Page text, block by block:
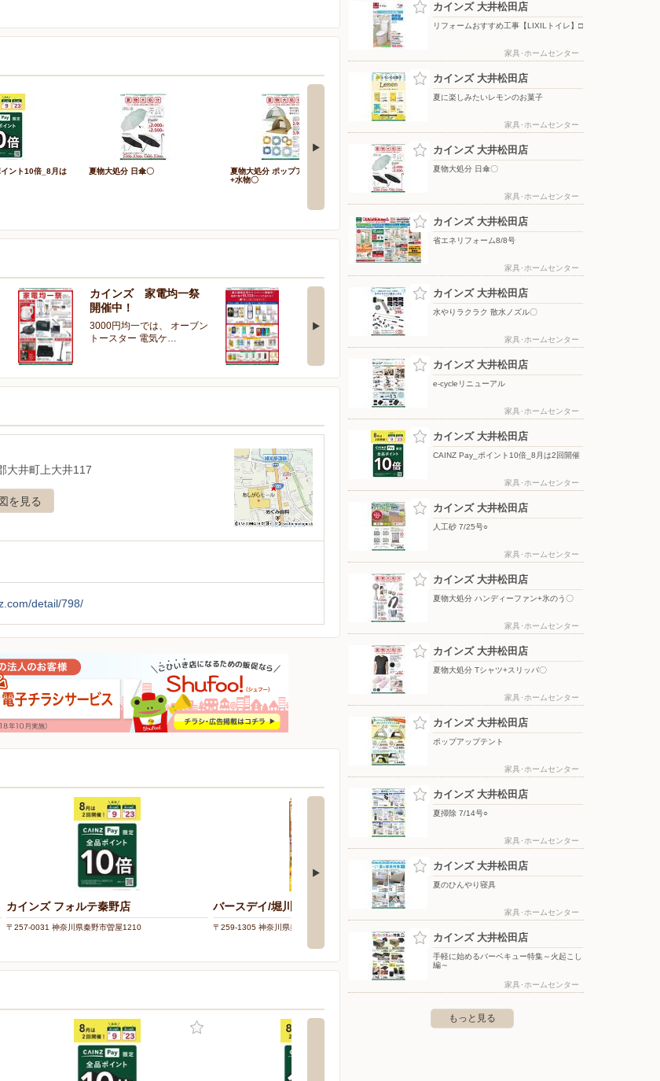
ント10倍_8月は
夏物大処分 日傘〇
夏物大処分 ポップアップテント
+水物〇
水やりラクラク 散水ノズル〇
カインズ 家電均一祭
開催中！
3000円均一では、 オーブン
トースター 電気ケ…
夏の酒類合同キャンペ
夏の酒類合同キャンペーン
開催中！ 抽選で最大…
大井町上大井117
を見る
detail/798/
カインズ フォルテ秦野店
〒257-0031 神奈川県秦野市曽屋1210
バースデイ/堀川店
〒259-1305 神奈川県秦野市堀川字大畑143
買取専門いくらや/ヨークマート鴨宮店
マート鴨宮1階
カインズ 大井松田店
リフォームおすすめ工事【LIXILトイレ】□
家具･ホームセンター
カインズ 大井松田店
夏に楽しみたいレモンのお菓子
家具･ホームセンター
カインズ 大井松田店
夏物大処分 日傘〇
家具･ホームセンター
カインズ 大井松田店
省エネリフォーム8/8号
家具･ホームセンター
カインズ 大井松田店
水やりラクラク 散水ノズル〇
家具･ホームセンター
カインズ 大井松田店
e-cycleリニューアル
家具･ホームセンター
カインズ 大井松田店
CAINZ Pay_ポイント10倍_8月は2回開催
家具･ホームセンター
カインズ 大井松田店
人工砂 7/25号○
家具･ホームセンター
カインズ 大井松田店
夏物大処分 ハンディーファン+氷のう〇
家具･ホームセンター
カインズ 大井松田店
夏物大処分 Tシャツ+スリッパ〇
家具･ホームセンター
カインズ 大井松田店
ポップアップテント
家具･ホームセンター
カインズ 大井松田店
夏掃除 7/14号○
家具･ホームセンター
カインズ 大井松田店
夏のひんやり寝具
家具･ホームセンター
カインズ 大井松田店
手軽に始めるバーベキュー特集～火起こし
編～
家具･ホームセンター
もっと見る